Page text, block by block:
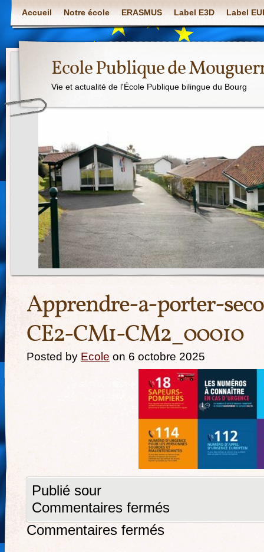
Accueil Notre école ERASMUS Label E3D Label
Ecole Publique de
Vie et actualité de l'École Publique bilingue du Bourg
Apprendre-a-porter-
CE2-CM1-CM2_00010
Posted by Ecole on 6 octobre 2025
Publié sour
Commentaires fermés
Commentaires fermés